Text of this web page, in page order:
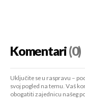
Komentari(0)
Uključite se u raspravu –
svoj pogled na temu. Vaš
obogatiti zajednicu našeg